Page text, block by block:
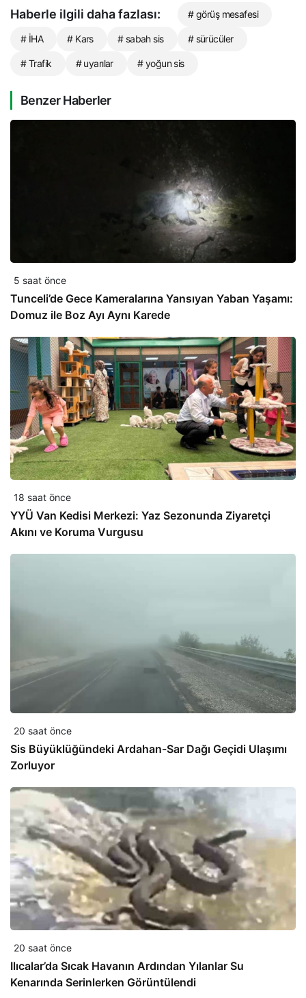
Haberle ilgili daha fazlası: # görüş mesafesi
# İHA # Kars # sabah sis # sürücüler
# Trafik # uyarılar # yoğun sis
Benzer Haberler
5 saat önce
Tunceli’de Gece Kameralarına Yansıyan Yaban Yaşamı:
Domuz ile Boz Ayı Aynı Karede
18 saat önce
YYÜ Van Kedisi Merkezi: Yaz Sezonunda Ziyaretçi
Akını ve Koruma Vurgusu
20 saat önce
Sis Büyüklüğündeki Ardahan-Sar Dağı Geçidi Ulaşımı
Zorluyor
20 saat önce
Ilıcalar’da Sıcak Havanın Ardından Yılanlar Su
Kenarında Serinlerken Görüntülendi